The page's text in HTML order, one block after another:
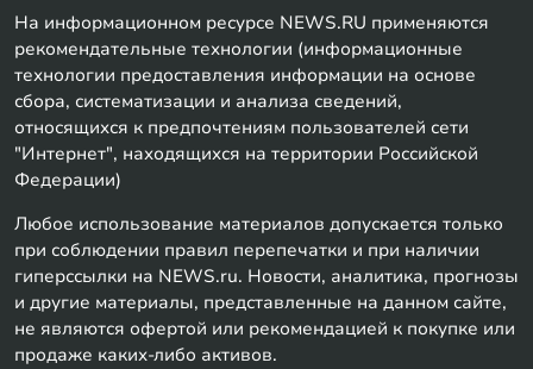
На информационном ресурсе NEWS.RU применяются
рекомендательные технологии (информационные
технологии предоставления информации на основе
сбора, систематизации и анализа сведений,
относящихся к предпочтениям пользователей сети
"Интернет", находящихся на территории Российской
Федерации)
Любое использование материалов допускается только
при соблюдении правил перепечатки и при наличии
гиперссылки на NEWS.ru. Новости, аналитика, прогнозы
и другие материалы, представленные на данном сайте,
не являются офертой или рекомендацией к покупке или
продаже каких-либо активов.